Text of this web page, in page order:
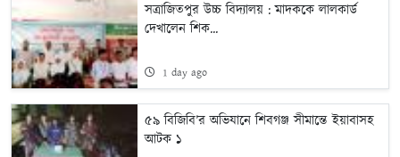
সত্রাজিতপুর উচ্চ বিদ্যালয় : মাদককে লালকার্ড
দেখালেন শিক...
1 day ago
৫৯ বিজিবি’র অভিযানে শিবগঞ্জ সীমান্তে ইয়াবাসহ
আটক ১